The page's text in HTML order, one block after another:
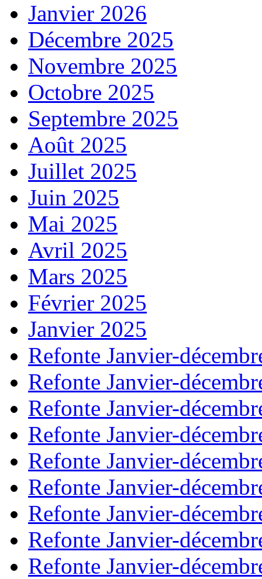
Janvier 2026
Décembre 2025
Novembre 2025
Octobre 2025
Septembre 2025
Août 2025
Juillet 2025
Juin 2025
Mai 2025
Avril 2025
Mars 2025
Février 2025
Janvier 2025
Refonte Janvier-
Refonte Janvier-
Refonte Janvier-
Refonte Janvier-
Refonte Janvier-
Refonte Janvier-
Refonte Janvier-
Refonte Janvier-
Refonte Janvier-